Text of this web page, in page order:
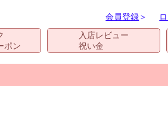
会員登録＞
ポン
入店レビュー
祝い金